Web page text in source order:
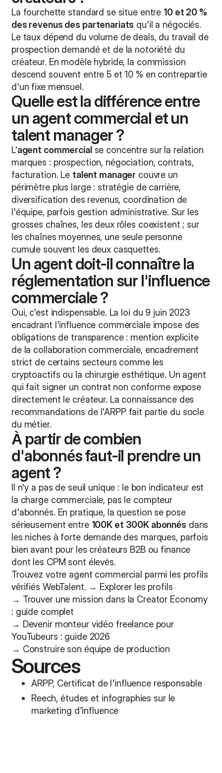
La fourchette standard se situe entre 10 et 20 %
des revenus des partenariats qu'il a négociés.
Le taux dépend du volume de deals, du travail de
prospection demandé et de la notoriété du
créateur. En modèle hybride, la commission
descend souvent entre 5 et 10 % en contrepartie
d'un fixe mensuel.
Quelle est la différence entre
un agent commercial et un
talent manager ?
L'agent commercialse concentre sur la relation
marques : prospection, négociation, contrats,
facturation. Le talent manager couvre un
périmètre plus large : stratégie de carrière,
diversification des revenus, coordination de
l'équipe, parfois gestion administrative. Sur les
grosses chaînes, les deux rôles coexistent ; sur
les chaînes moyennes, une seule personne
cumule souvent les deux casquettes.
Un agent doit-il connaître la
réglementation sur l'influence
commerciale ?
Oui, c'est indispensable. La loi du 9 juin 2023
encadrant l'influence commerciale impose des
obligations de transparence : mention explicite
de la collaboration commerciale, encadrement
strict de certains secteurs comme les
cryptoactifs ou la chirurgie esthétique. Un agent
qui fait signer un contrat non conforme expose
directement le créateur. La connaissance des
recommandations de l'ARPP fait partie du socle
du métier.
À partir de combien
d'abonnés faut-il prendre un
agent ?
Il n'y a pas de seuil unique : le bon indicateur est
la charge commerciale, pas le compteur
d'abonnés. En pratique, la question se pose
sérieusement entre 100K et 300K abonnés dans
les niches à forte demande des marques, parfois
bien avant pour les créateurs B2B ou finance
dont les CPM sont élevés.
Trouvez votre agent commercial parmi les profils
vérifiés WebTalent. → Explorer les profils
→ Trouver une mission dans la Creator Economy
: guide complet
→ Devenir monteur vidéo freelance pour
YouTubeurs : guide 2026
→ Construire son équipe de production
Sources
ARPP, Certificat de l'influence responsable
Reech, études et infographies sur le
marketing d'influence